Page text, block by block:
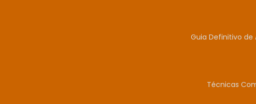
Guia Definitivo
Técnicas